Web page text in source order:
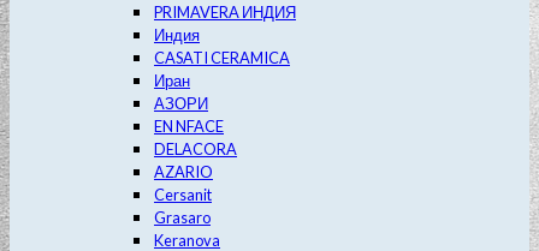
PRIMAVERA ИНДИЯ
Индия
CASATI CERAMICA
Иран
АЗОРИ
EN NFACE
DELACORA
AZARIO
Cersanit
Grasaro
Keranova